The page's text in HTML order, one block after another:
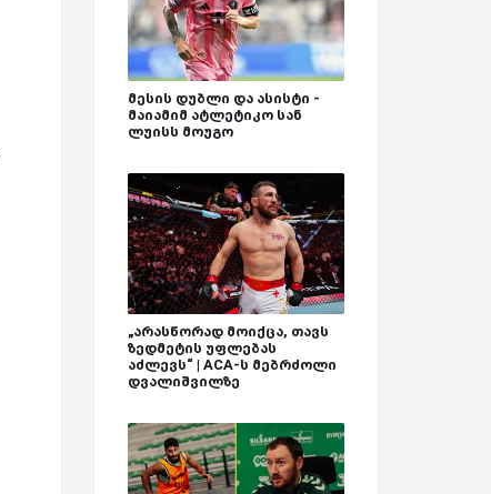
მესის დუბლი და ასისტი -
მაიამიმ ატლეტიკო სან
ლუისს მოუგო
„არასწორად მოიქცა, თავს
ზედმეტის უფლებას
აძლევს“ | ACA-ს მებრძოლი
დვალიშვილზე